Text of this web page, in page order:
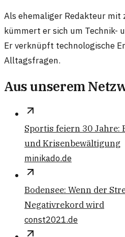
Als ehemaliger Redakteur mit
kümmert er sich um Technik-
Er verknüpft technologische
Alltagsfragen.
Aus unserem
Sportis feiern 30 Jahre:
und Krisenbewältigung
minikado.de
Bodensee: Wenn der
Negativrekord wird
const2021.de